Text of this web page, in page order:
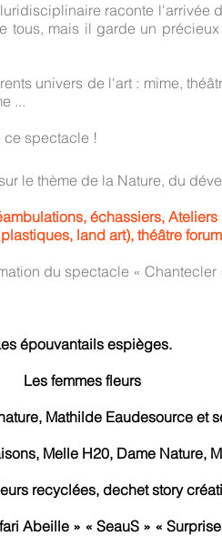
raconte l'arrivée
tous, mais il garde un
univers de l'art : mime,
...
ce spectacle !
le thème de la Nature, du
échassiers,
land art), théâtre
du spectacle «
épouvantails espièges.
Les femmes fleurs
Mathilde Eaudesource et
Melle H20, Dame Nature,
recyclées, dechet story
Abeille » « SeauS » «